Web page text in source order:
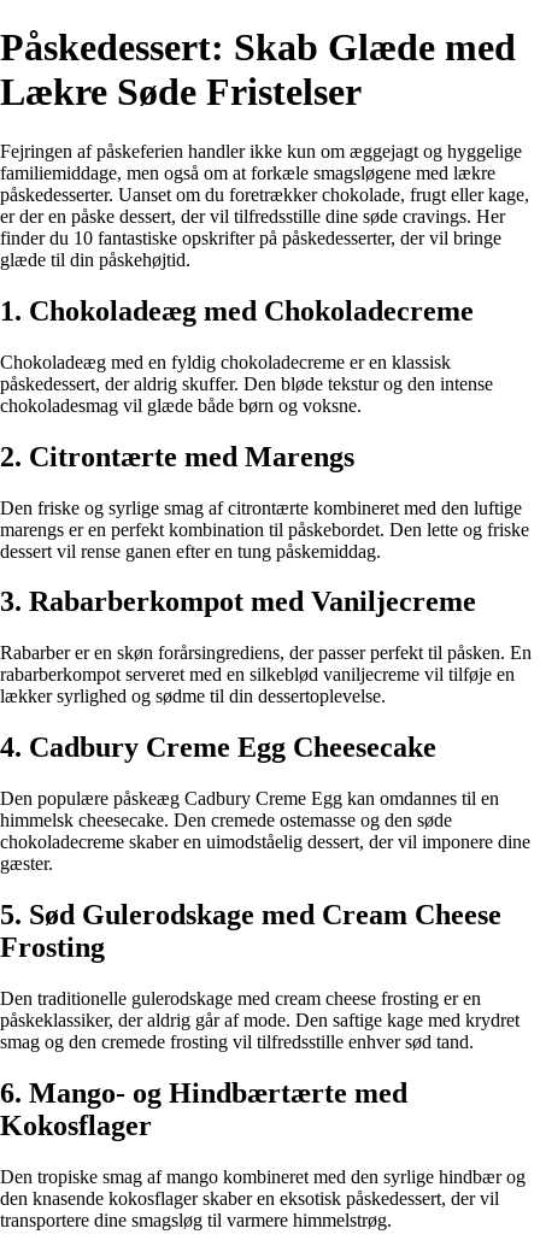
Påskedessert: Skab Glæde med
Lækre Søde Fristelser
Fejringen af påskeferien handler ikke kun om æggejagt og hyggelige
familiemiddage, men også om at forkæle smagsløgene med lækre
påskedesserter. Uanset om du foretrækker chokolade, frugt eller kage,
er der en påske dessert, der vil tilfredsstille dine søde cravings. Her
finder du 10 fantastiske opskrifter på påskedesserter, der vil bringe
glæde til din påskehøjtid.
1. Chokoladeæg med Chokoladecreme
Chokoladeæg med en fyldig chokoladecreme er en klassisk
påskedessert, der aldrig skuffer. Den bløde tekstur og den intense
chokoladesmag vil glæde både børn og voksne.
2. Citrontærte med Marengs
Den friske og syrlige smag af citrontærte kombineret med den luftige
marengs er en perfekt kombination til påskebordet. Den lette og friske
dessert vil rense ganen efter en tung påskemiddag.
3. Rabarberkompot med Vaniljecreme
Rabarber er en skøn forårsingrediens, der passer perfekt til påsken. En
rabarberkompot serveret med en silkeblød vaniljecreme vil tilføje en
lækker syrlighed og sødme til din dessertoplevelse.
4. Cadbury Creme Egg Cheesecake
Den populære påskeæg Cadbury Creme Egg kan omdannes til en
himmelsk cheesecake. Den cremede ostemasse og den søde
chokoladecreme skaber en uimodståelig dessert, der vil imponere dine
gæster.
5. Sød Gulerodskage med Cream Cheese
Frosting
Den traditionelle gulerodskage med cream cheese frosting er en
påskeklassiker, der aldrig går af mode. Den saftige kage med krydret
smag og den cremede frosting vil tilfredsstille enhver sød tand.
6. Mango- og Hindbærtærte med
Kokosflager
Den tropiske smag af mango kombineret med den syrlige hindbær og
den knasende kokosflager skaber en eksotisk påskedessert, der vil
transportere dine smagsløg til varmere himmelstrøg.